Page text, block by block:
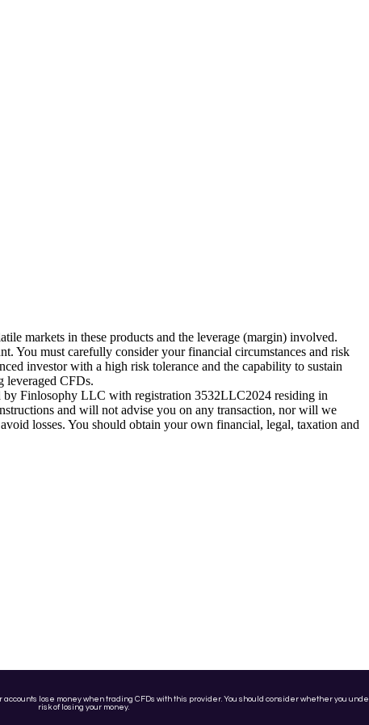
markets in these products and the leverage (margin) involved.
You must carefully consider your financial circumstances and risk
investor with a high risk tolerance and the capability to sustain
leveraged CFDs.
by Finlosophy LLC with registration 3532LLC2024 residing in
and will not advise you on any transaction, nor will we
losses. You should obtain your own financial, legal, taxation and
lose money when trading CFDs with this provider. You should consider whether you
risk of losing your money.